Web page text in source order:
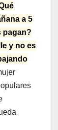
a 5
pagan?
y no es